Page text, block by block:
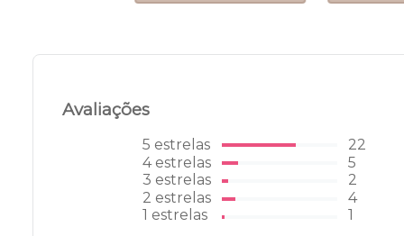
Avaliações
5 estrelas
4estrelas
3 estrelas
2 estrelas
1 estrelas
22
5
2
4
1